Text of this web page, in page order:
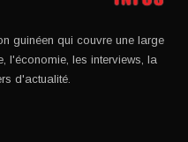
guinéen qui couvre une large
l'économie, les interviews, la
d'actualité.